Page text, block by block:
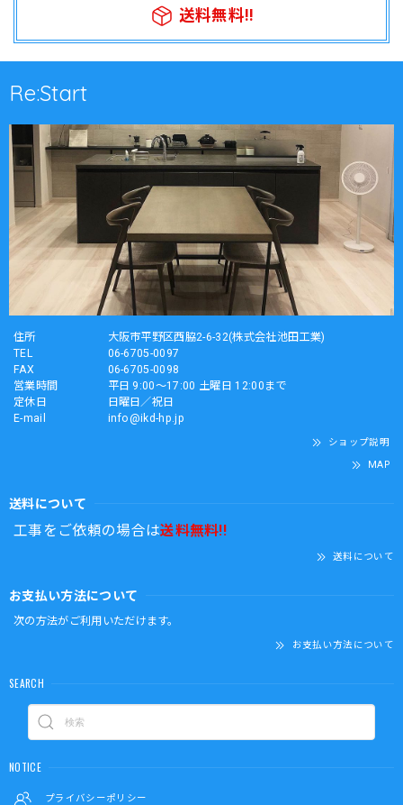
送料無料!!
Re:Start
住所
大阪市平野区西脇2-6-32(株式会社池田工業)
TEL
06-6705-0097
FAX
06-6705-0098
営業時間
平日 9:00～17:00 土曜日 12:00まで
定休日
日曜日／祝日
E-mail
info@ikd-hp.jp
ショップ説明
MAP
送料について
工事をご依頼の場合は送料無料!!
送料について
お支払い方法について
次の方法がご利用いただけます。
お支払い方法について
SEARCH
NOTICE
プライバシーポリシー